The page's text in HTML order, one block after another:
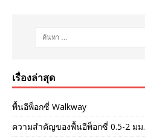
เรื่องล่าสุด
พื้นอีพ็อกซี่ Walkway
ความสำคัญของพื้นอีพ็อกซี่ 0.5-2 มม.